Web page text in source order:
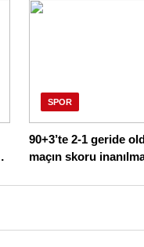
SPOR
90+3’te 2-1 geride
maçın skoru